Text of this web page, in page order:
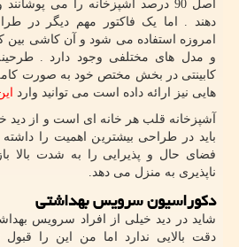
اصل 90 درصد آشپزخانه را می
دهند . اما یک فاکتور مهم دیگر در
امروزه استفاده می شود و آن کاشی بین
و مدل های مختلفی وجود دارد .
کابینتی در بخش مختص خود به صورت
هایی نیز ارائه داده است می توانید وارد
آشپزخانه قلب هر خانه ای است و از دید
باید در طراحی بیشترین اهمیت را
فضای حال و پذیرایی را به شدت بالا
ناپذیری به منزل می دهد.
دکوراسیون سرویس بهداشتی
شاید در دید خیلی از افراد سرویس
دقت بالایی ندارد اما من این را